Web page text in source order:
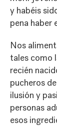
y habéis
pena haber
Nos
tales como
recién
pucheros
ilusión y
personas
esos